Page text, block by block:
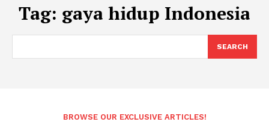
Tag: gaya hidup Indonesia
SEARCH
BROWSE OUR EXCLUSIVE ARTICLES!